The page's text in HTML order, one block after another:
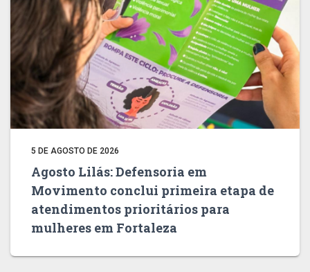
5 DE AGOSTO DE 2026
Agosto Lilás: Defensoria em
Movimento conclui primeira etapa de
atendimentos prioritários para
mulheres em Fortaleza